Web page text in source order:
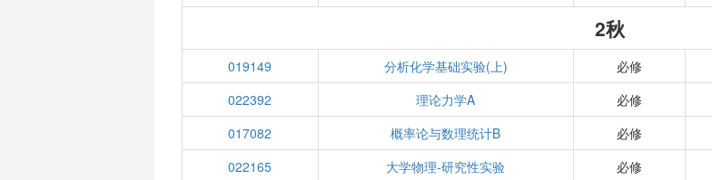
2秋
019149 分析化学基础实验(上) 必修
022392
理论力学A 必修
017082
概率论与数理统计B 必修
022165
大学物理-研究性实验 必修